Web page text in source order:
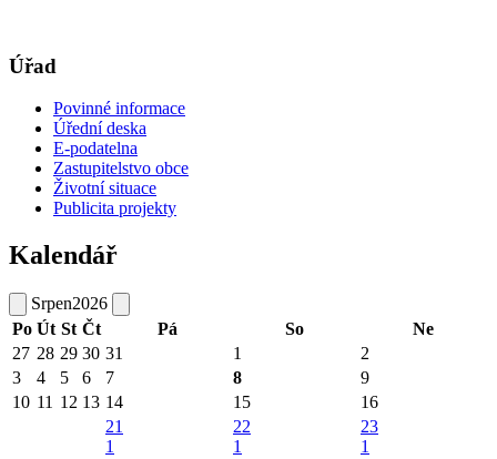
Úřad
Povinné informace
Úřední deska
E-podatelna
Zastupitelstvo obce
Životní situace
Publicita projekty
Kalendář
Srpen2026
Po Út St Čt Pá So
Ne
27 28 29 30 31 1
2
3
4 5 6 7 8
9
10 11 12 13 14 15
16
21
1
22
1
23
1